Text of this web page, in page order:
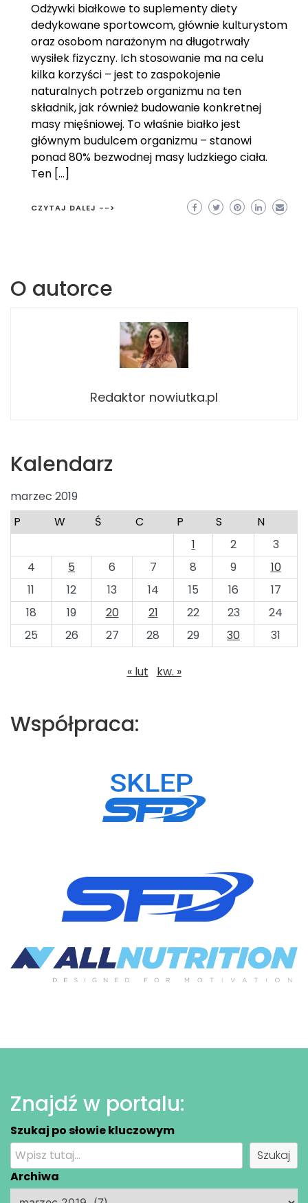
Odżywki białkowe to suplementy diety
dedykowane sportowcom, głównie kulturystom
oraz osobom narażonym na długotrwały
wysiłek fizyczny. Ich stosowanie ma na celu
kilka korzyści – jest to zaspokojenie
naturalnych potrzeb organizmu na ten
składnik, jak również budowanie konkretnej
masy mięśniowej. To właśnie białko jest
głównym budulcem organizmu – stanowi
ponad 80% bezwodnej masy ludzkiego ciała.
Ten […]
CZYTAJ DALEJ -->
O autorce
Redaktor nowiutka.pl
Kalendarz
marzec 2019
P
W Ś C P S
N
1
2
3
4
5 6 7 8 9
10
11
12 13 14 15 16
17
18
19 20 21 22 23
24
25
26 27 28 29 30 31
« lut kw. »
Współpraca:
Znajdź w portalu:
Szukaj po słowie kluczowym
Szukaj
Archiwa